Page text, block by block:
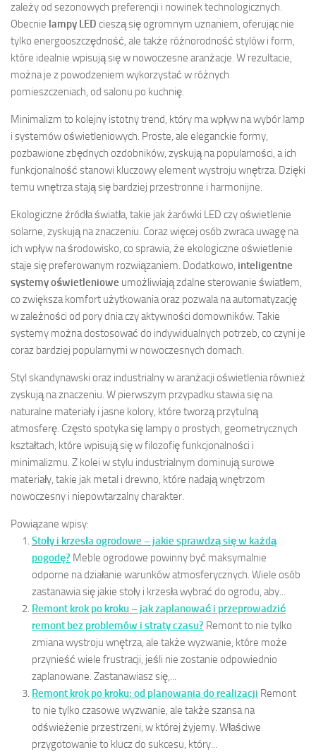
zależy od sezonowych preferencji i nowinek technologicznych.
Obecnie lampy LED cieszą się ogromnym uznaniem, oferując nie
tylko energooszczędność, ale także różnorodność stylów i form,
które idealnie wpisują się w nowoczesne aranżacje. W rezultacie,
można je z powodzeniem wykorzystać w różnych
pomieszczeniach, od salonu po kuchnię.
Minimalizm to kolejny istotny trend, który ma wpływ na wybór lamp
i systemów oświetleniowych. Proste, ale eleganckie formy,
pozbawione zbędnych ozdobników, zyskują na popularności, a ich
funkcjonalność stanowi kluczowy element wystroju wnętrza. Dzięki
temu wnętrza stają się bardziej przestronne i harmonijne.
Ekologiczne źródła światła, takie jak żarówki LED czy oświetlenie
solarne, zyskują na znaczeniu. Coraz więcej osób zwraca uwagę na
ich wpływ na środowisko, co sprawia, że ekologiczne oświetlenie
staje się preferowanym rozwiązaniem. Dodatkowo, inteligentne
systemy oświetleniowe umożliwiają zdalne sterowanie światłem,
co zwiększa komfort użytkowania oraz pozwala na automatyzację
w zależności od pory dnia czy aktywności domowników. Takie
systemy można dostosować do indywidualnych potrzeb, co czyni je
coraz bardziej popularnymi w nowoczesnych domach.
Styl skandynawski oraz industrialny w aranżacji oświetlenia również
zyskują na znaczeniu. W pierwszym przypadku stawia się na
naturalne materiały i jasne kolory, które tworzą przytulną
atmosferę. Często spotyka się lampy o prostych, geometrycznych
kształtach, które wpisują się w filozofię funkcjonalności i
minimalizmu. Z kolei w stylu industrialnym dominują surowe
materiały, takie jak metal i drewno, które nadają wnętrzom
nowoczesny i niepowtarzalny charakter.
Powiązane wpisy:
Stoły i krzesła ogrodowe – jakie sprawdzą się w każdą
pogodę? Meble ogrodowe powinny być maksymalnie
odporne na działanie warunków atmosferycznych. Wiele osób
zastanawia się jakie stoły i krzesła wybrać do ogrodu, aby...
Remont krok po kroku – jak zaplanować i przeprowadzić
remont bez problemów i straty czasu? Remont to nie tylko
zmiana wystroju wnętrza, ale także wyzwanie, które może
przynieść wiele frustracji, jeśli nie zostanie odpowiednio
zaplanowane. Zastanawiasz się,...
Remont krok po kroku: od planowania do realizacji Remont
to nie tylko czasowe wyzwanie, ale także szansa na
odświeżenie przestrzeni, w której żyjemy. Właściwe
przygotowanie to klucz do sukcesu, który...